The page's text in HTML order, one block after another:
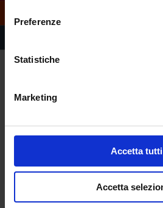
Preferenze
Statistiche
Marketing
Accetta tutti
Accetta
Compila il
richiedi
sull’offerta